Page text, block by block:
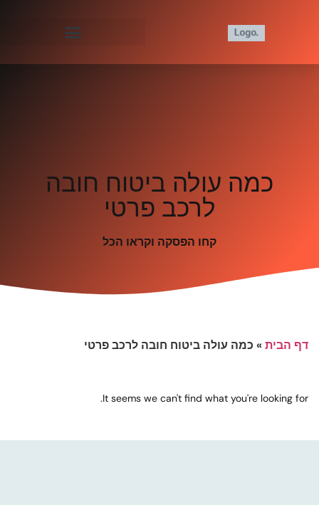
כמה עולה ביטוח חובה
לרכב פרטי
קחו הפסקה וקראו הכל
דף הבית» כמה עולה ביטוח חובה לרכב פרטי
It seems we can't find what you're looking for.